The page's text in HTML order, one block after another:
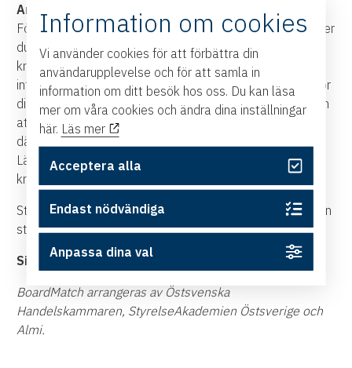
Anmälan
För att delta i BoardMatch som styrelsearbetare anmäler
du ditt intresse på länken. Därefter får du uppdragens
kravspecifikationer att skickas till dig som anmält
intresse och du kan därmed se om det kan vara något för
dig! Om det är en match gör du en slutlig anmälan genom
att registrera dig på plattformen för eventet och kan
därmed boka in dig på ett möte med bolaget/bolagen.
Länk till plattformen skickas till dig i samband med
kravspecifikationerna.
Styrelsearbetare behöver kunna styrka att de har gått en
styrelseutbildning.
Sista anmälningsdag till BoardMatch är 27 maj.
BoardMatch arrangeras av Östsvenska
Handelskammaren, StyrelseAkademien Östsverige och
Almi.
Information om cookies
Vi använder cookies för att förbättra din
användarupplevelse och för att samla in
information om ditt besök hos oss. Du kan läsa
mer om våra cookies och ändra dina inställningar
här. Läs mer
Acceptera alla
Endast nödvändiga
Anpassa dina val